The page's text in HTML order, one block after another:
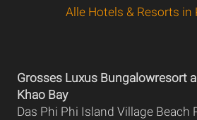
Alle Hotels & Resorts in
Grosses Luxus Bungalowresort
Khao Bay
Das Phi Phi Island Village Beach